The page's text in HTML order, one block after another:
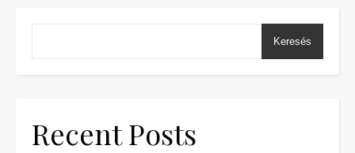
Keresés
Recent Posts